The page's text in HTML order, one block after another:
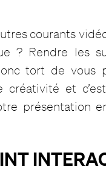
courants
? Rendre les
tort de vous
créativité et
présentation